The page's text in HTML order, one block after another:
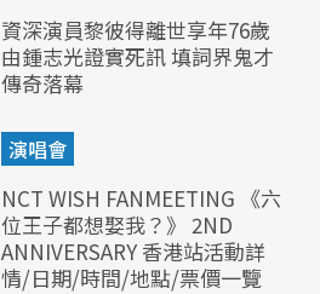
資深演員黎彼得離世享年76歲
由鍾志光證實死訊 填詞界鬼才
傳奇落幕
演唱會
NCT WISH FANMEETING 《六
位王子都想娶我？》 2ND
ANNIVERSARY 香港站活動詳
情/日期/時間/地點/票價一覽